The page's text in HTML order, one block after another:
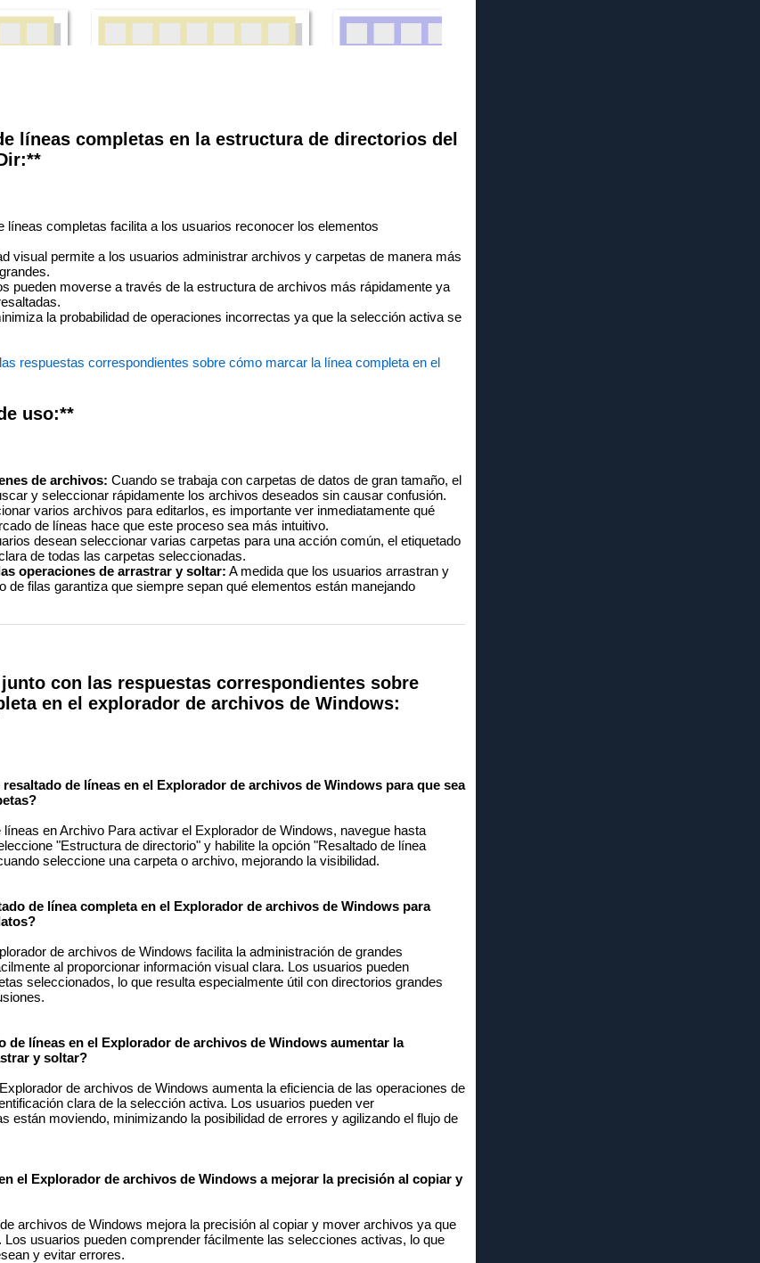
líneas completas en la estructura de directorios del
líneas completas facilita a los usuarios reconocer los elementos
visual permite a los usuarios administrar archivos y carpetas de manera más
pueden moverse a través de la estructura de archivos más rápidamente ya
la probabilidad de operaciones incorrectas ya que la selección activa se
respuestas correspondientes sobre cómo marcar la línea completa en el
uso:**
de archivos: Cuando se trabaja con carpetas de datos de gran tamaño, el
y seleccionar rápidamente los archivos deseados sin causar confusión.
varios archivos para editarlos, es importante ver inmediatamente qué
de líneas hace que este proceso sea más intuitivo.
desean seleccionar varias carpetas para una acción común, el etiquetado
de todas las carpetas seleccionadas.
operaciones de arrastrar y soltar: A medida que los usuarios arrastran y
de filas garantiza que siempre sepan qué elementos están manejando
con las respuestas correspondientes sobre
en el explorador de archivos de Windows:
de líneas en el Explorador de archivos de Windows para que sea
en Archivo Para activar el Explorador de Windows, navegue hasta
"Estructura de directorio" y habilite la opción "Resaltado de línea
seleccione una carpeta o archivo, mejorando la visibilidad.
de línea completa en el Explorador de archivos de Windows para
de archivos de Windows facilita la administración de grandes
al proporcionar información visual clara. Los usuarios pueden
seleccionados, lo que resulta especialmente útil con directorios grandes
de líneas en el Explorador de archivos de Windows aumentar la
y soltar?
de archivos de Windows aumenta la eficiencia de las operaciones de
clara de la selección activa. Los usuarios pueden ver
están moviendo, minimizando la posibilidad de errores y agilizando el flujo de
el Explorador de archivos de Windows a mejorar la precisión al copiar y
archivos de Windows mejora la precisión al copiar y mover archivos ya que
usuarios pueden comprender fácilmente las selecciones activas, lo que
y evitar errores.